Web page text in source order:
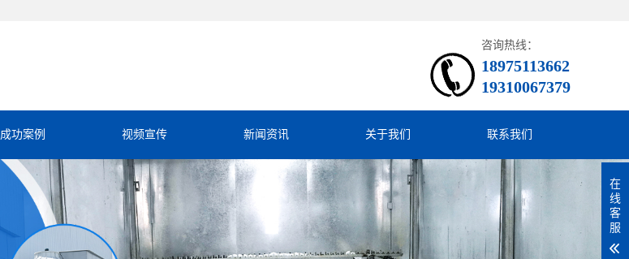
咨询热线：
18975113662
19310067379
成功案例 视频宣传 新闻资讯 关于我们 联系我们
在
线
客
服